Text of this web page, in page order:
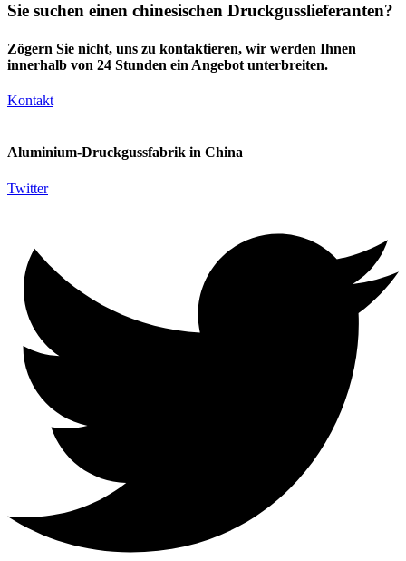
Sie suchen einen chinesischen Druckgusslieferanten?
Zögern Sie nicht, uns zu kontaktieren, wir werden Ihnen
innerhalb von 24 Stunden ein Angebot unterbreiten.
Kontakt
Aluminium-Druckgussfabrik in China
Twitter